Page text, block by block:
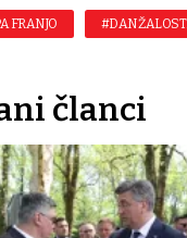
FRANJO #DAN
članci